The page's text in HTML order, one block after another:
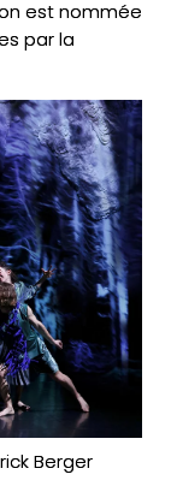
est nommée
par la
Berger